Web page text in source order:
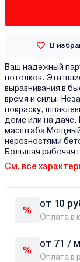
В
Ваш надежный
потолков. Эта
выравнивания в
время и силы.
покраску,
доме или на
масштаба Мощный
неровностями
Большая рабочая
См. все
от 10
Оплата в
от 71 /
Оплата в